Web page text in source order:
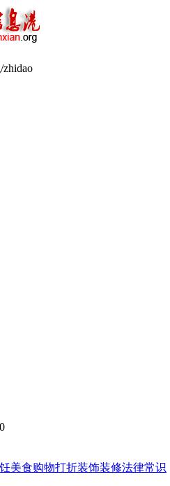
zhidao
美食购物打折装饰装修法律常识